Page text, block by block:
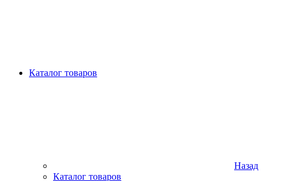
Каталог товаров
Назад
Каталог товаров